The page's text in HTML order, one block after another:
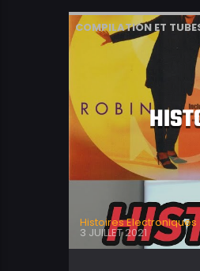
COMPILATION ET
Histoires Electroniques
3 JUILLET 2021